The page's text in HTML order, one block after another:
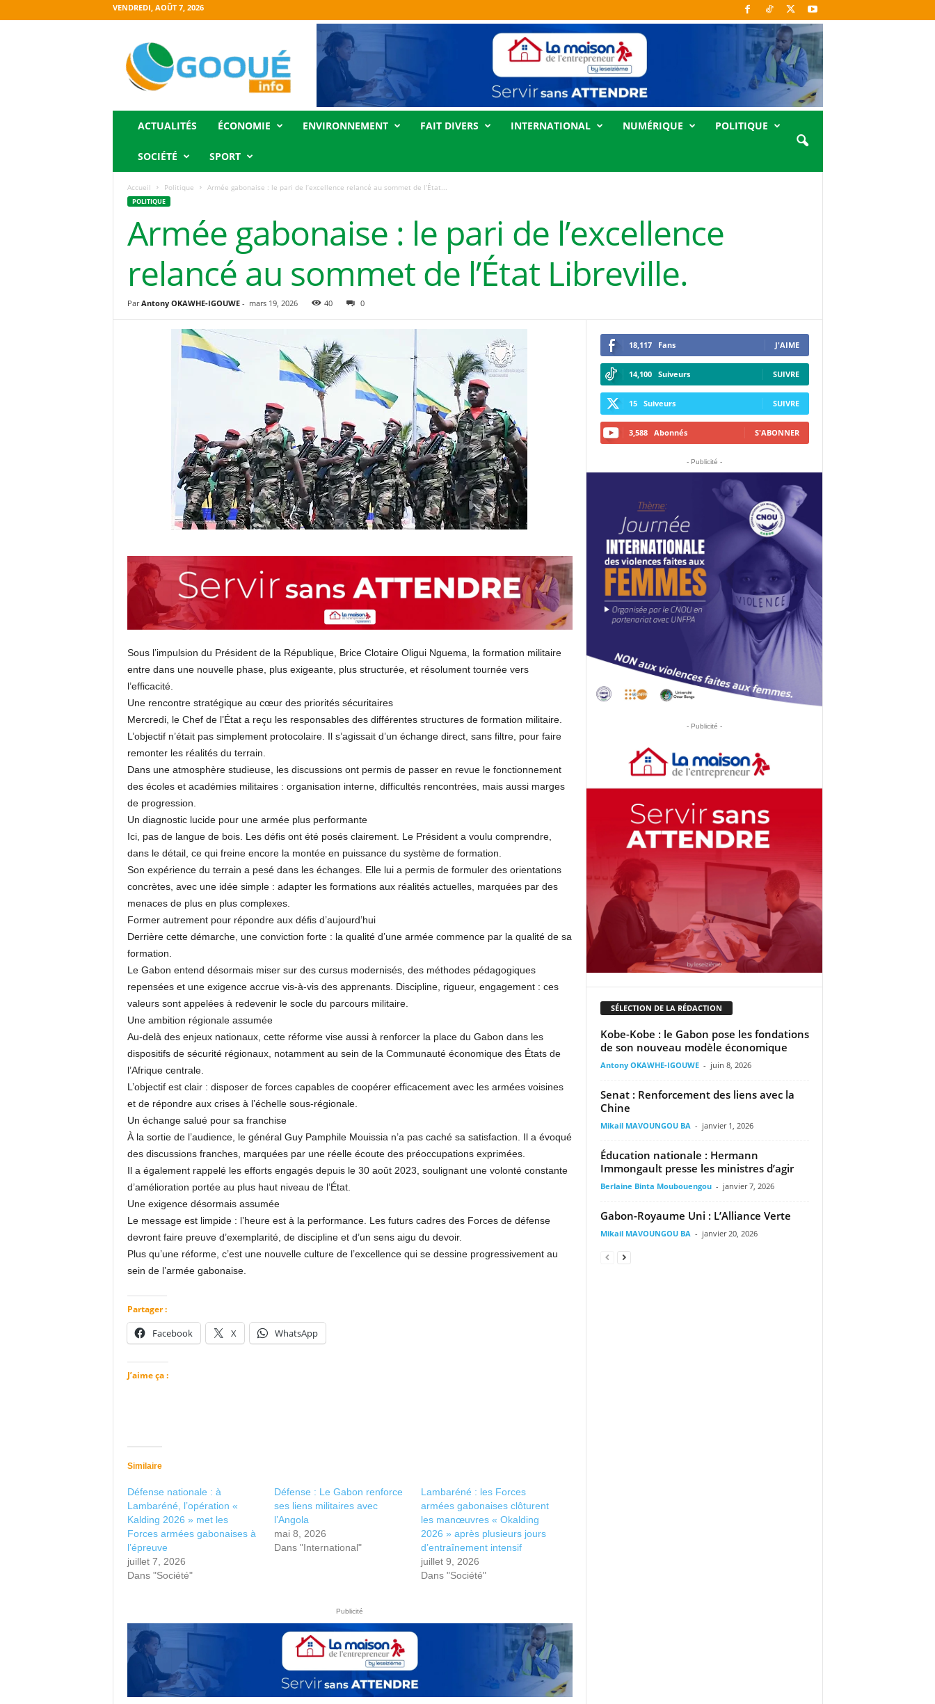
VENDREDI, AOÛT 7, 2026
ACTUALITÉS ÉCONOMIE ENVIRONNEMENT FAIT DIVERS INTERNATIONAL NUMÉRIQUE POLITIQUE
SOCIÉTÉ SPORT
Accueil Politique Armée gabonaise : le pari de l’excellence relancé au sommet de l’État...
POLITIQUE
Armée gabonaise : le pari de l’excellence
relancé au sommet de l’État Libreville.
Par Antony OKAWHE-IGOUWE- mars 19, 2026 40 0
Sous l’impulsion du Président de la République, Brice Clotaire Oligui Nguema, la formation militaire
entre dans une nouvelle phase, plus exigeante, plus structurée, et résolument tournée vers
l’efficacité.
Une rencontre stratégique au cœur des priorités sécuritaires
Mercredi, le Chef de l’État a reçu les responsables des différentes structures de formation militaire.
L’objectif n’était pas simplement protocolaire. Il s’agissait d’un échange direct, sans filtre, pour faire
remonter les réalités du terrain.
Dans une atmosphère studieuse, les discussions ont permis de passer en revue le fonctionnement
des écoles et académies militaires : organisation interne, difficultés rencontrées, mais aussi marges
de progression.
Un diagnostic lucide pour une armée plus performante
Ici, pas de langue de bois. Les défis ont été posés clairement. Le Président a voulu comprendre,
dans le détail, ce qui freine encore la montée en puissance du système de formation.
Son expérience du terrain a pesé dans les échanges. Elle lui a permis de formuler des orientations
concrètes, avec une idée simple : adapter les formations aux réalités actuelles, marquées par des
menaces de plus en plus complexes.
Former autrement pour répondre aux défis d’aujourd’hui
Derrière cette démarche, une conviction forte : la qualité d’une armée commence par la qualité de sa
formation.
Le Gabon entend désormais miser sur des cursus modernisés, des méthodes pédagogiques
repensées et une exigence accrue vis-à-vis des apprenants. Discipline, rigueur, engagement : ces
valeurs sont appelées à redevenir le socle du parcours militaire.
Une ambition régionale assumée
Au-delà des enjeux nationaux, cette réforme vise aussi à renforcer la place du Gabon dans les
dispositifs de sécurité régionaux, notamment au sein de la Communauté économique des États de
l’Afrique centrale.
L’objectif est clair : disposer de forces capables de coopérer efficacement avec les armées voisines
et de répondre aux crises à l’échelle sous-régionale.
Un échange salué pour sa franchise
À la sortie de l’audience, le général Guy Pamphile Mouissia n’a pas caché sa satisfaction. Il a évoqué
des discussions franches, marquées par une réelle écoute des préoccupations exprimées.
Il a également rappelé les efforts engagés depuis le 30 août 2023, soulignant une volonté constante
d’amélioration portée au plus haut niveau de l’État.
Une exigence désormais assumée
Le message est limpide : l’heure est à la performance. Les futurs cadres des Forces de défense
devront faire preuve d’exemplarité, de discipline et d’un sens aigu du devoir.
Plus qu’une réforme, c’est une nouvelle culture de l’excellence qui se dessine progressivement au
sein de l’armée gabonaise.
Partager :
Facebook X WhatsApp
J’aime ça :
Similaire
Défense nationale : à
Lambaréné, l’opération «
Kalding 2026 » met les
Forces armées gabonaises à
l’épreuve
juillet 7, 2026
Dans "Société"
Défense : Le Gabon renforce
ses liens militaires avec
l’Angola
mai 8, 2026
Dans "International"
Lambaréné : les Forces
armées gabonaises clôturent
les manœuvres « Okalding
2026 » après plusieurs jours
d’entraînement intensif
juillet 9, 2026
Dans "Société"
Publicité
18,117 Fans J'AIME
14,100 Suiveurs SUIVRE
15 Suiveurs SUIVRE
3,588 Abonnés S'ABONNER
- Publicité -
- Publicité -
SÉLECTION DE LA RÉDACTION
Kobe-Kobe : le Gabon pose les fondations
de son nouveau modèle économique
Antony OKAWHE-IGOUWE - juin 8, 2026
Senat : Renforcement des liens avec la
Chine
Mikail MAVOUNGOU BA - janvier 1, 2026
Éducation nationale : Hermann
Immongault presse les ministres d’agir
Berlaine Binta Moubouengou - janvier 7, 2026
Gabon-Royaume Uni : L’Alliance Verte
Mikail MAVOUNGOU BA - janvier 20, 2026